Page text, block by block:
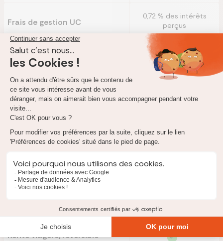
Frais de gestion UC
0,72 % des intérêts
perçus
Frais sur les arrérages 3 % des intérêts perçus
Frais de gestion financière en
cours de vie de l’adhésion
perçus
Frais de transfert
transferts entrants
4 % de la valeur du
sortants
Sortie en capital
Annuités garanties/réversibles
Rente viagère/réversible